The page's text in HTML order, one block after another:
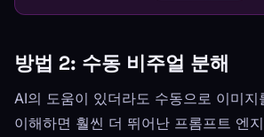
방법 2: 수동 비주얼 분해
AI의 도움이 있더라도 수동으로 이미
이해하면 훨씬 더 뛰어난 프롬프트 엔